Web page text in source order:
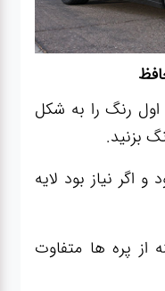
اول رنگ را به شکل
بزنید.
اگر نیاز بود لایه
از پره ها متفاوت